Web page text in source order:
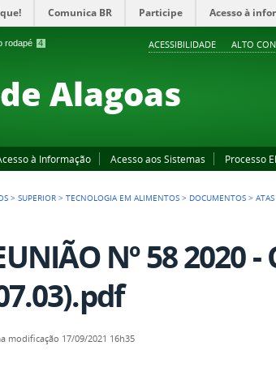
rodapé 4 ACESSIBILIDADE ALTO
Comunica BR Participe Acesso à
Alagoas
à Informação Acesso aos Sistemas Processo
>SUPERIOR >TECNOLOGIA EM ALIMENTOS > DOCUMENTOS >
Nº 58 2020 -
modificação 17/09/2021 16h35